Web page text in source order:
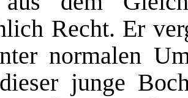
Recht. Er
normalen
junge